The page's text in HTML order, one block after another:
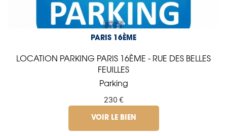
PARIS 16ÈME
LOCATION PARKING PARIS 16ÈME - RUE DES BELLES
FEUILLES
Parking
230 €
VOIR LE BIEN